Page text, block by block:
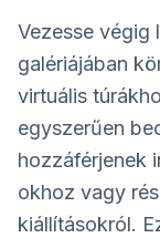
Vezesse végig
galériájában
virtuális
egyszerűen
hozzáférjenek
okhoz vagy
kiállításokról.